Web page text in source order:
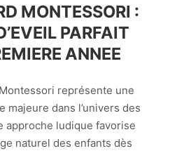
MONTESSORI :
PARFAIT
ANNEE
représente une
majeure dans l’univers des
approche ludique favorise
naturel des enfants dès